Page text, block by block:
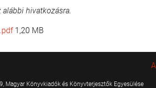
hivatkozásra.
1,20 MB
Magyar Könyvkiadók és Könyvterjesztők Egyesülése